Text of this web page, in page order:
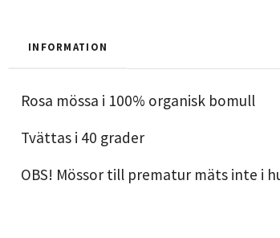
INFORMATION
Rosa mössa i 100% organisk bomull
Tvättas i 40 grader
OBS! Mössor till prematur mäts inte i